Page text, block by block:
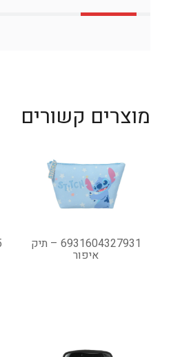
מוצרים קשורים
6931604327931 – תיק
איפור